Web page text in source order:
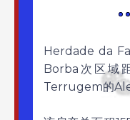
Herdade da
Borba次区域
Terrugem的